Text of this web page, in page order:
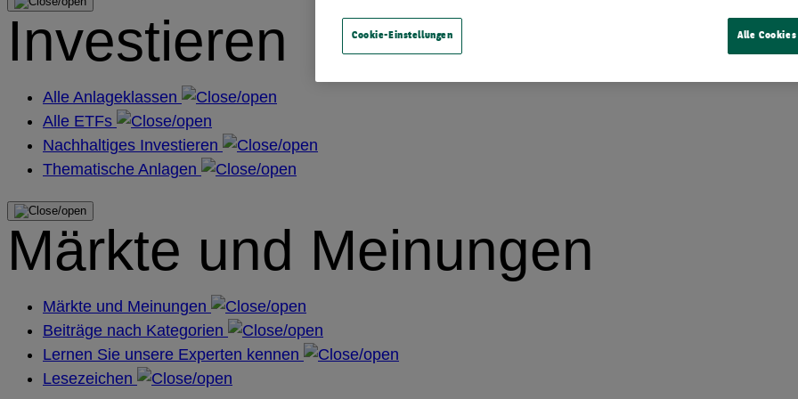
Investieren
Alle Anlageklassen
Alle ETFs
Nachhaltiges Investieren
Thematische Anlagen
Märkte und Meinungen
Märkte und Meinungen
Beiträge nach Kategorien
Lernen Sie unsere Experten kennen
Lesezeichen
Cookie-Einstellungen Alle